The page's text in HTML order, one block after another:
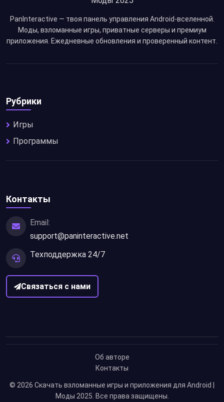
PanInteractive — твоя панель управления Android-вселенной.
Моды, взломанные игры, приватные серверы и премиум
приложения. Ежедневные обновления и проверенный контент.
Рубрики
Игры
Программы
Контакты
Email:
support@paninteractive.net
Техподдержка 24/7
Связаться с нами
Об авторе
Контакты
© 2026 Скачать взломанные игры и приложения для Android |
Моды 2025. Все права защищены.